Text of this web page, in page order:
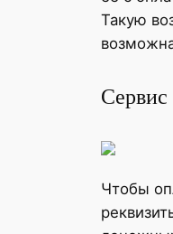
Такую
Сервис
Чтобы